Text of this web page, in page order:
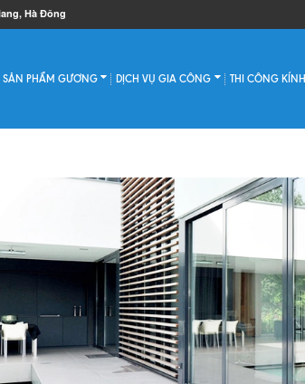
Hà Đông
SẢN PHẨM GƯƠNG DỊCH VỤ GIA CÔNG THI CÔNG KÍNH